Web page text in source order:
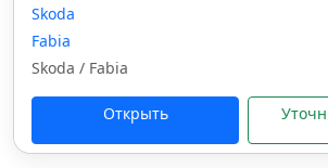
Skoda
Fabia
Skoda / Fabia
Открыть